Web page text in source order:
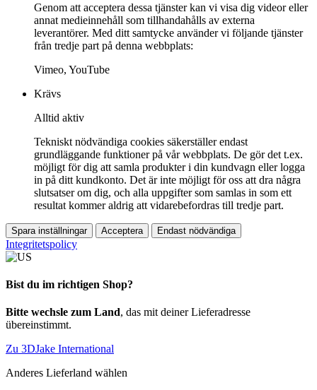
Genom att acceptera dessa tjänster kan vi visa dig videor eller
annat medieinnehåll som tillhandahålls av externa
leverantörer. Med ditt samtycke använder vi följande tjänster
från tredje part på denna webbplats:
Vimeo, YouTube
Krävs
Alltid aktiv
Tekniskt nödvändiga cookies säkerställer endast
grundläggande funktioner på vår webbplats. De gör det t.ex.
möjligt för dig att samla produkter i din kundvagn eller logga
in på ditt kundkonto. Det är inte möjligt för oss att dra några
slutsatser om dig, och alla uppgifter som samlas in som ett
resultat kommer aldrig att vidarebefordras till tredje part.
Spara inställningar Acceptera Endast nödvändiga
Integritetspolicy
Bist du im richtigen Shop?
Bitte wechsle zum Land, das mit deiner Lieferadresse
übereinstimmt.
Zu 3DJake International
Anderes Lieferland wählen